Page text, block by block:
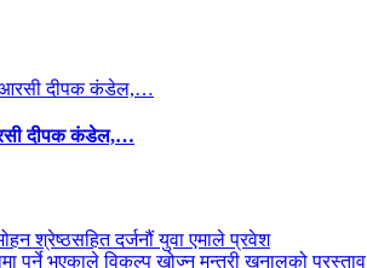
दीपक कंडेल,…
श्रेष्ठसहित दर्जनौं युवा एमाले प्रवेश
पर्ने भएकाले विकल्प खोज्न मन्त्री खनालको प्रस्ताव